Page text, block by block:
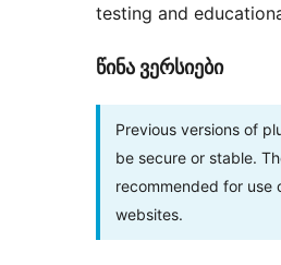
testing and
წინა ვერსიები
Previous versions of
be secure or stable.
recommended for use
websites.